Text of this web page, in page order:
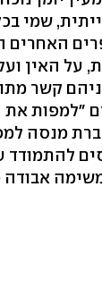
שמי
האחרים
על האין
קשר
"למפות את
מנסה
להתמודד